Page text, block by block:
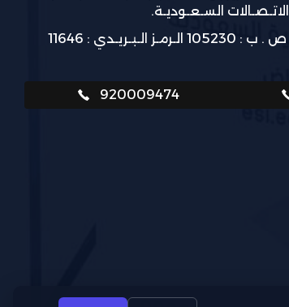
الاتـصـالات السـعـوديـة.
ص . ب : 105230 الـرمـز الـبـريـدي : 11646
920009474